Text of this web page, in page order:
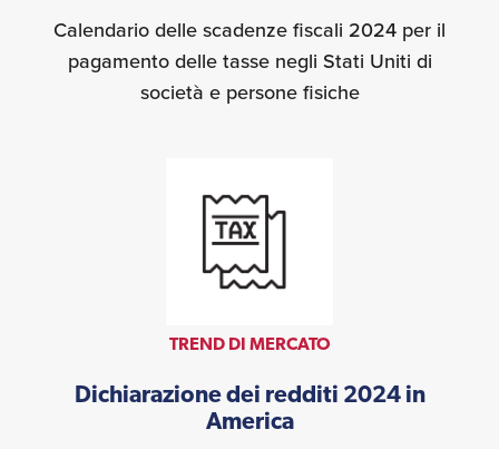
Calendario delle scadenze fiscali 2024 per il
pagamento delle tasse negli Stati Uniti di
società e persone fisiche
TREND DI MERCATO
Dichiarazione dei redditi 2024 in
America